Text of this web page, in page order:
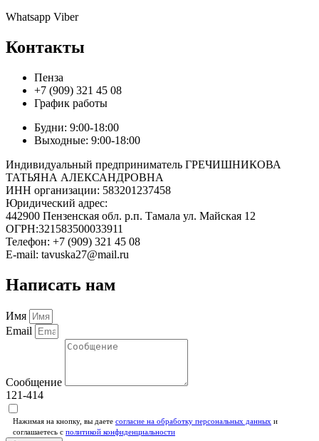
Whatsapp Viber
Контакты
Пенза
+7 (909) 321 45 08
График работы
Будни: 9:00-18:00
Выходные: 9:00-18:00
Индивидуальный предприниматель ГРЕЧИШНИКОВА
ТАТЬЯНА АЛЕКСАНДРОВНА
ИНН организации: 583201237458
Юридический адрес:
442900 Пензенская обл. р.п. Тамала ул. Майская 12
ОГРН:321583500033911
Телефон: +7 (909) 321 45 08
E-mail: tavuska27@mail.ru
Написать нам
Имя
Email
Сообщение
121-414
Нажимая на кнопку, вы даете согласие на обработку персональных данных и
соглашаетесь c политикой конфиденциальности